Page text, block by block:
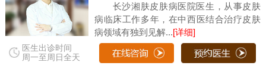
医生出诊时间
周一至周日全天
长沙湘肤皮肤病医院医生，从事皮肤
病临床工作多年，在中西医结合治疗皮肤
病领域有独到见解...[详细]